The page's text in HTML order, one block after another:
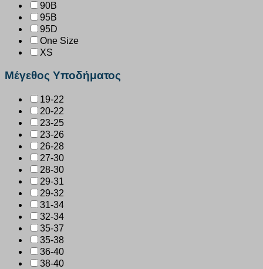
90B
95B
95D
One Size
XS
Μέγεθος Υποδήματος
19-22
20-22
23-25
23-26
26-28
27-30
28-30
29-31
29-32
31-34
32-34
35-37
35-38
36-40
38-40